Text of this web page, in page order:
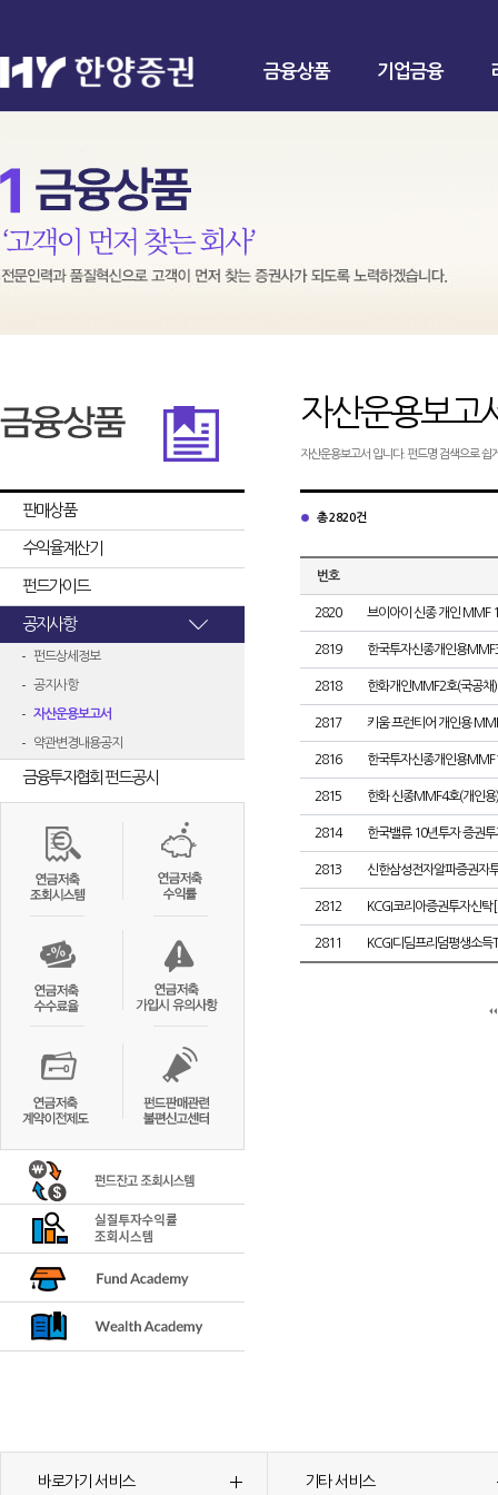
금융상품 기업금융
판매상품
수익율계산기
펀드가이드
공지사항
펀드상세정보
공지사항
자산운용보고서
약관변경내용공지
금융투자협회 펀드공시
자산운용보고
자산운용보고서 입니다. 펀드명 검색으로 쉽
총 2820건
번호
2820 브이아이 신종 개인 MMF
2819 한국투자신종개인용
2818 한화개인MMF2호(국공채)
2817 키움 프런티어 개인용
2816 한국투자신종개인용
2815 한화 신종MMF4호(개인용)
2814 한국밸류 10년투자 증권
2813 신한삼성전자알파증권자
2812 KCGI코리아증권투자신
2811 KCGI디딤프리덤평생소
바로가기 서비스 기타 서비스